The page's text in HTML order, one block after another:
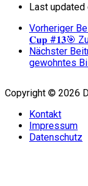
Last updated
Vorheriger
𝐂𝐮𝐩 #𝟏𝟑🎯
Nächster
gewohntes
Copyright © 2026
Kontakt
Impressum
Datenschutz